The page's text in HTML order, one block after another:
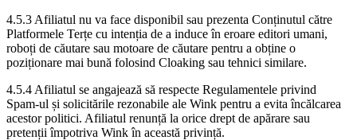
4.5.3 Afiliatul nu va face disponibil sau prezenta Conținutul către
Platformele Terțe cu intenția de a induce în eroare editori umani,
roboți de căutare sau motoare de căutare pentru a obține o
poziționare mai bună folosind Cloaking sau tehnici similare.
4.5.4 Afiliatul se angajează să respecte Regulamentele privind
Spam-ul și solicitările rezonabile ale Wink pentru a evita încălcarea
acestor politici. Afiliatul renunță la orice drept de apărare sau
pretenții împotriva Wink în această privință.